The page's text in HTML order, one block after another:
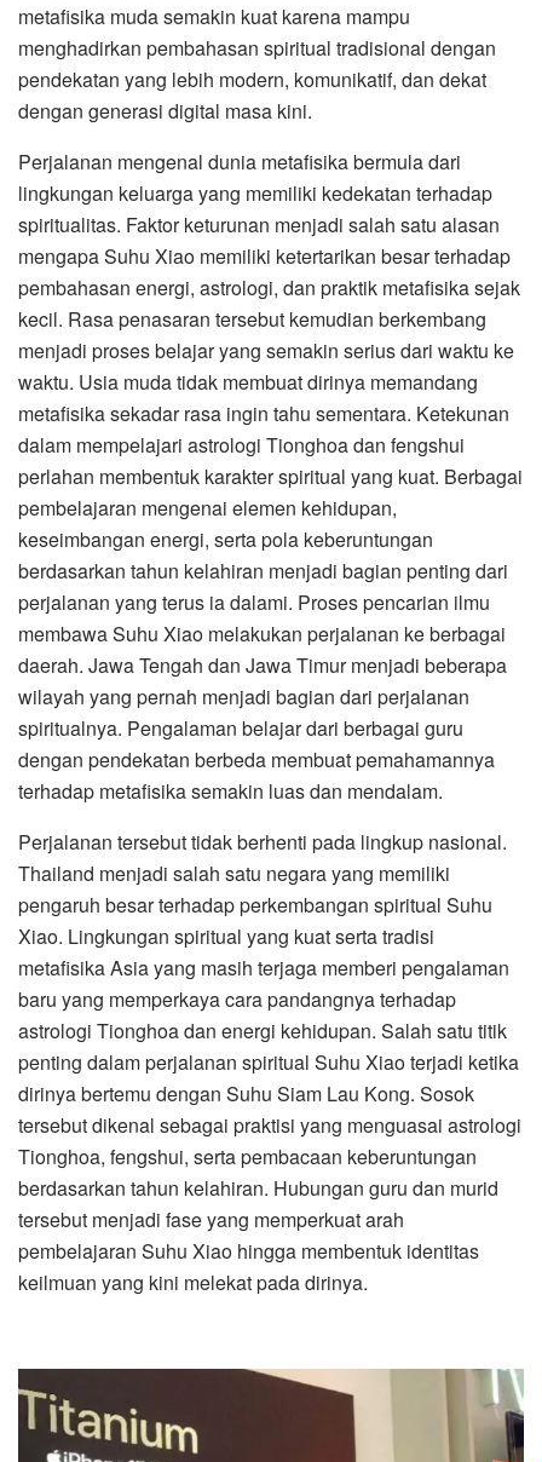
metafisika muda semakin kuat karena mampu
menghadirkan pembahasan spiritual tradisional dengan
pendekatan yang lebih modern, komunikatif, dan dekat
dengan generasi digital masa kini.
Perjalanan mengenal dunia metafisika bermula dari
lingkungan keluarga yang memiliki kedekatan terhadap
spiritualitas. Faktor keturunan menjadi salah satu alasan
mengapa Suhu Xiao memiliki ketertarikan besar terhadap
pembahasan energi, astrologi, dan praktik metafisika sejak
kecil. Rasa penasaran tersebut kemudian berkembang
menjadi proses belajar yang semakin serius dari waktu ke
waktu. Usia muda tidak membuat dirinya memandang
metafisika sekadar rasa ingin tahu sementara. Ketekunan
dalam mempelajari astrologi Tionghoa dan fengshui
perlahan membentuk karakter spiritual yang kuat. Berbagai
pembelajaran mengenai elemen kehidupan,
keseimbangan energi, serta pola keberuntungan
berdasarkan tahun kelahiran menjadi bagian penting dari
perjalanan yang terus ia dalami. Proses pencarian ilmu
membawa Suhu Xiao melakukan perjalanan ke berbagai
daerah. Jawa Tengah dan Jawa Timur menjadi beberapa
wilayah yang pernah menjadi bagian dari perjalanan
spiritualnya. Pengalaman belajar dari berbagai guru
dengan pendekatan berbeda membuat pemahamannya
terhadap metafisika semakin luas dan mendalam.
Perjalanan tersebut tidak berhenti pada lingkup nasional.
Thailand menjadi salah satu negara yang memiliki
pengaruh besar terhadap perkembangan spiritual Suhu
Xiao. Lingkungan spiritual yang kuat serta tradisi
metafisika Asia yang masih terjaga memberi pengalaman
baru yang memperkaya cara pandangnya terhadap
astrologi Tionghoa dan energi kehidupan. Salah satu titik
penting dalam perjalanan spiritual Suhu Xiao terjadi ketika
dirinya bertemu dengan Suhu Siam Lau Kong. Sosok
tersebut dikenal sebagai praktisi yang menguasai astrologi
Tionghoa, fengshui, serta pembacaan keberuntungan
berdasarkan tahun kelahiran. Hubungan guru dan murid
tersebut menjadi fase yang memperkuat arah
pembelajaran Suhu Xiao hingga membentuk identitas
keilmuan yang kini melekat pada dirinya.